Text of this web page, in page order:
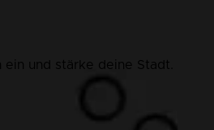
ein und stärke deine Stadt.